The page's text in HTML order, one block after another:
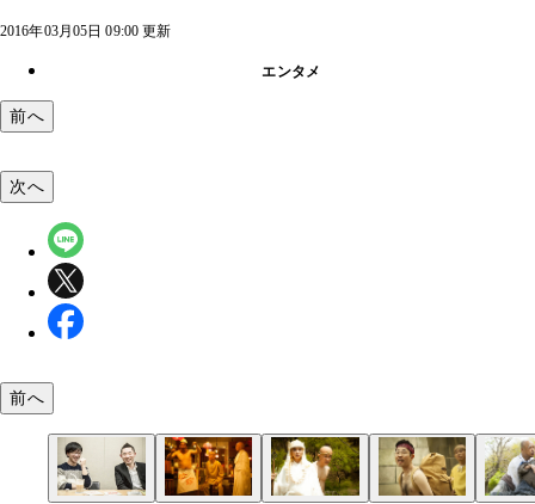
2016年03月05日 09:00 更新
エンタメ
前へ
次へ
前へ